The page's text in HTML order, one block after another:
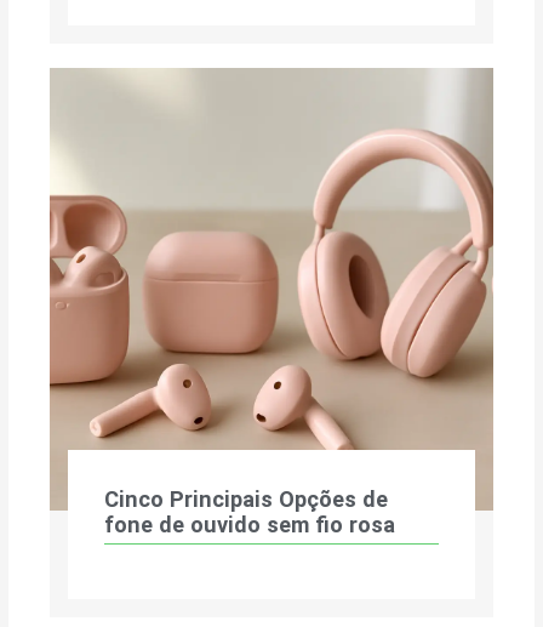
Cinco Principais Opções de
fone de ouvido sem fio rosa